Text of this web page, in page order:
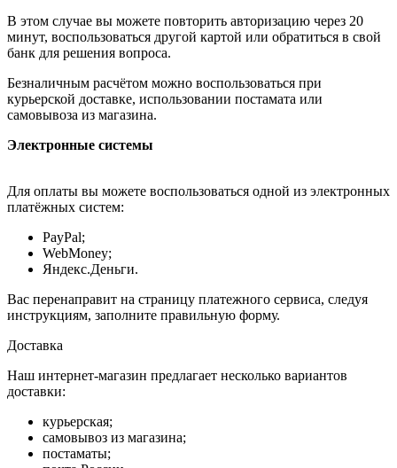
В этом случае вы можете повторить авторизацию через 20
минут, воспользоваться другой картой или обратиться в свой
банк для решения вопроса.
Безналичным расчётом можно воспользоваться при
курьерской доставке, использовании постамата или
самовывоза из магазина.
Электронные системы
Для оплаты вы можете воспользоваться одной из электронных
платёжных систем:
PayPal;
WebMoney;
Яндекс.Деньги.
Вас перенаправит на страницу платежного сервиса, следуя
инструкциям, заполните правильную форму.
Доставка
Наш интернет-магазин предлагает несколько вариантов
доставки:
курьерская;
самовывоз из магазина;
постаматы;